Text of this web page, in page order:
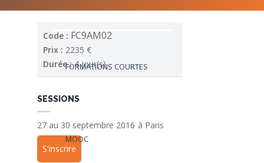
FORMATIONS COURTES
MOOC
Code : FC9AM02
Prix : 2235 €
Durée :4 jour(s)
SESSIONS
27 au 30 septembre 2016 à Paris
S'inscrire